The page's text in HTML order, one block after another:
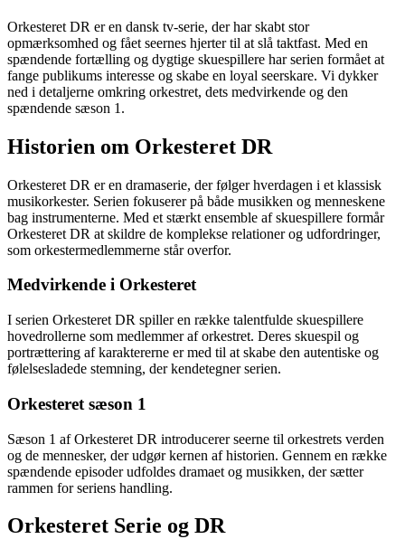
Orkesteret DR er en dansk tv-serie, der har skabt stor
opmærksomhed og fået seernes hjerter til at slå taktfast. Med en
spændende fortælling og dygtige skuespillere har serien formået at
fange publikums interesse og skabe en loyal seerskare. Vi dykker
ned i detaljerne omkring orkestret, dets medvirkende og den
spændende sæson 1.
Historien om Orkesteret DR
Orkesteret DR er en dramaserie, der følger hverdagen i et klassisk
musikorkester. Serien fokuserer på både musikken og menneskene
bag instrumenterne. Med et stærkt ensemble af skuespillere formår
Orkesteret DR at skildre de komplekse relationer og udfordringer,
som orkestermedlemmerne står overfor.
Medvirkende i Orkesteret
I serien Orkesteret DR spiller en række talentfulde skuespillere
hovedrollerne som medlemmer af orkestret. Deres skuespil og
portrættering af karaktererne er med til at skabe den autentiske og
følelsesladede stemning, der kendetegner serien.
Orkesteret sæson 1
Sæson 1 af Orkesteret DR introducerer seerne til orkestrets verden
og de mennesker, der udgør kernen af historien. Gennem en række
spændende episoder udfoldes dramaet og musikken, der sætter
rammen for seriens handling.
Orkesteret Serie og DR